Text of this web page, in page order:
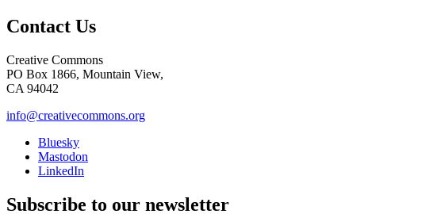
Contact Us
Creative Commons
PO Box 1866, Mountain View,
CA 94042
info@creativecommons.org
Bluesky
Mastodon
LinkedIn
Subscribe to our newsletter